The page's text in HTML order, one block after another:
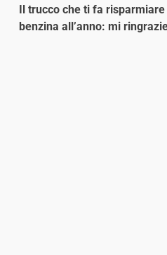
Il trucco che ti fa
benzina all’anno: mi